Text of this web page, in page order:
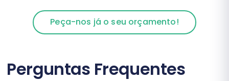
Peça-nos já o seu orçamento!
Perguntas Frequentes